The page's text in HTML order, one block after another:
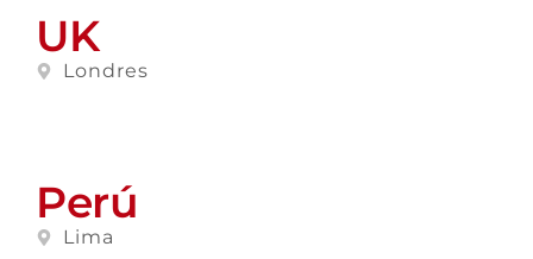
UK
Londres
Perú
Lima